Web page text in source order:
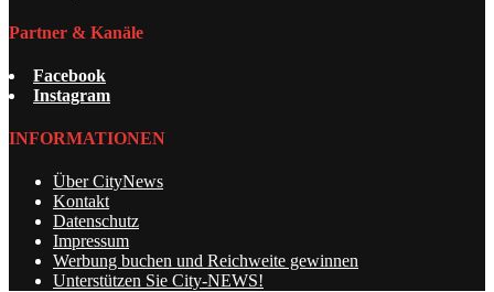
Partner & Kanäle
Facebook
Instagram
INFORMATIONEN
Über CityNews
Kontakt
Datenschutz
Impressum
Werbung buchen und Reichweite gewinnen
Unterstützen Sie City-NEWS!